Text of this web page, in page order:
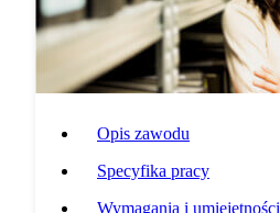
Opis zawodu
Specyfika pracy
Wymagania i umiejętności